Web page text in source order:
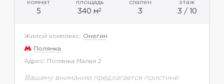
комнат
5
площадь
340 м2
спален
3
этаж
3 / 10
Жилой комплекс: Онегин
Полянка
Адрес: Полянка Малая 2
Вашему вниманию предлагается поистине